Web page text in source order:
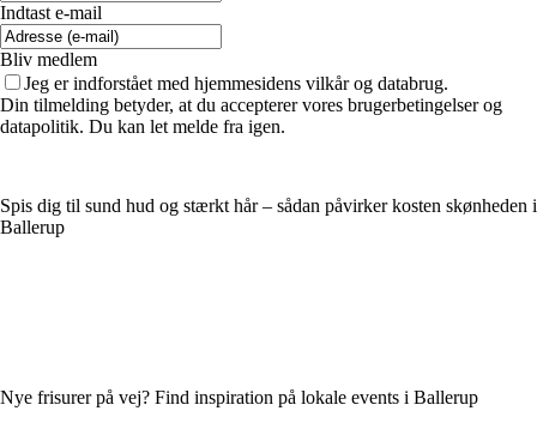
Indtast e-mail
Bliv medlem
Jeg er indforstået med hjemmesidens vilkår og databrug.
Din tilmelding betyder, at du accepterer vores brugerbetingelser og
datapolitik. Du kan let melde fra igen.
Spis dig til sund hud og stærkt hår – sådan påvirker kosten skønheden i
Ballerup
Nye frisurer på vej? Find inspiration på lokale events i Ballerup